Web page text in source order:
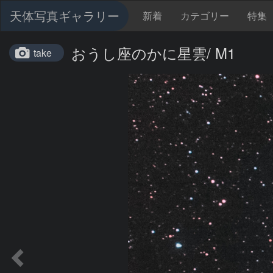
天体写真ギャラリー 新着 カテゴリー 特集
take おうし座のかに星雲/ M1